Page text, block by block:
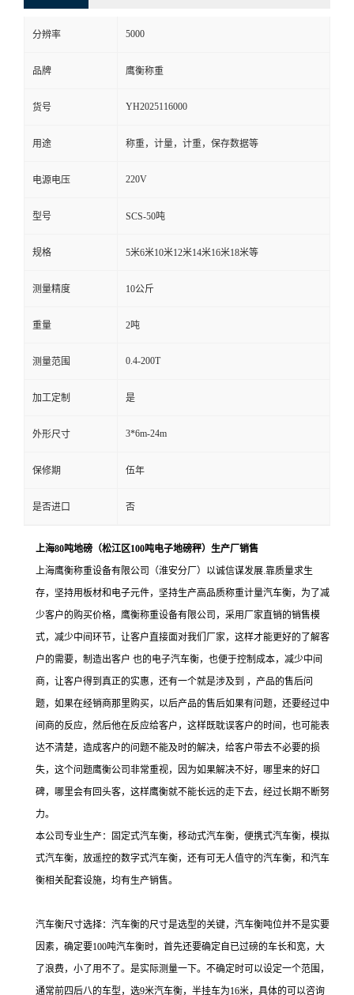
分辨率 5000
品牌 鹰衡称重
货号 YH2025116000
用途 称重，计量，计重，保存数据等
电源电压 220V
型号 SCS-50吨
规格 5米6米10米12米14米16米18米等
测量精度 10公斤
重量 2吨
测量范围 0.4-200T
加工定制 是
外形尺寸 3*6m-24m
保修期 伍年
是否进口 否
上海80吨地磅（松江区100吨电子地磅秤）生产厂销售
上海鹰衡称重设备有限公司
（淮安分厂）以诚信谋发展.靠质量求生
存，坚持用板材和电子元件，坚持生产高品质称重计量汽车衡，为了减
少客户的购买价格，鹰衡称重设备有限公司，采用厂家直销的销售模
式，减少中间环节，让客户直接面对我们厂家，这样才能更好的了解客
户的需要，制造出客户 也的电子汽车衡，也便于控制成本，减少中间
商，让客户得到真正的实惠，还有一个就是涉及到 ，产品的售后问
题，如果在经销商那里购买，以后产品的售后如果有问题，还要经过中
间商的反应，然后他在反应给客户，这样既耽误客户的时间，也可能表
达不清楚，造成客户的问题不能及时的解决，给客户带去不必要的损
失，这个问题鹰衡公司非常重视，因为如果解决不好，哪里来的好口
碑，哪里会有回头客，这样鹰衡就不能长远的走下去，经过长期不断努
力。
本公司专业生产：
固定式汽车衡，移动式汽车衡，便携式汽车衡，模拟
式汽车衡，放遥控的数字式汽车衡，还有可无人值守的汽车衡，和汽车
衡相关配套设施，均有生产销售。
汽车衡尺寸选择：汽车衡的尺寸是选型的关键，汽车衡吨位并不是实要
因素，确定要100吨汽车衡时，首先还要确定自已过磅的车长和宽，大
了浪费，小了用不了。是实际测量一下。不确定时可以设定一个范围，
通常前四后八的车型，选9米汽车衡，半挂车为16米，具体的可以咨询